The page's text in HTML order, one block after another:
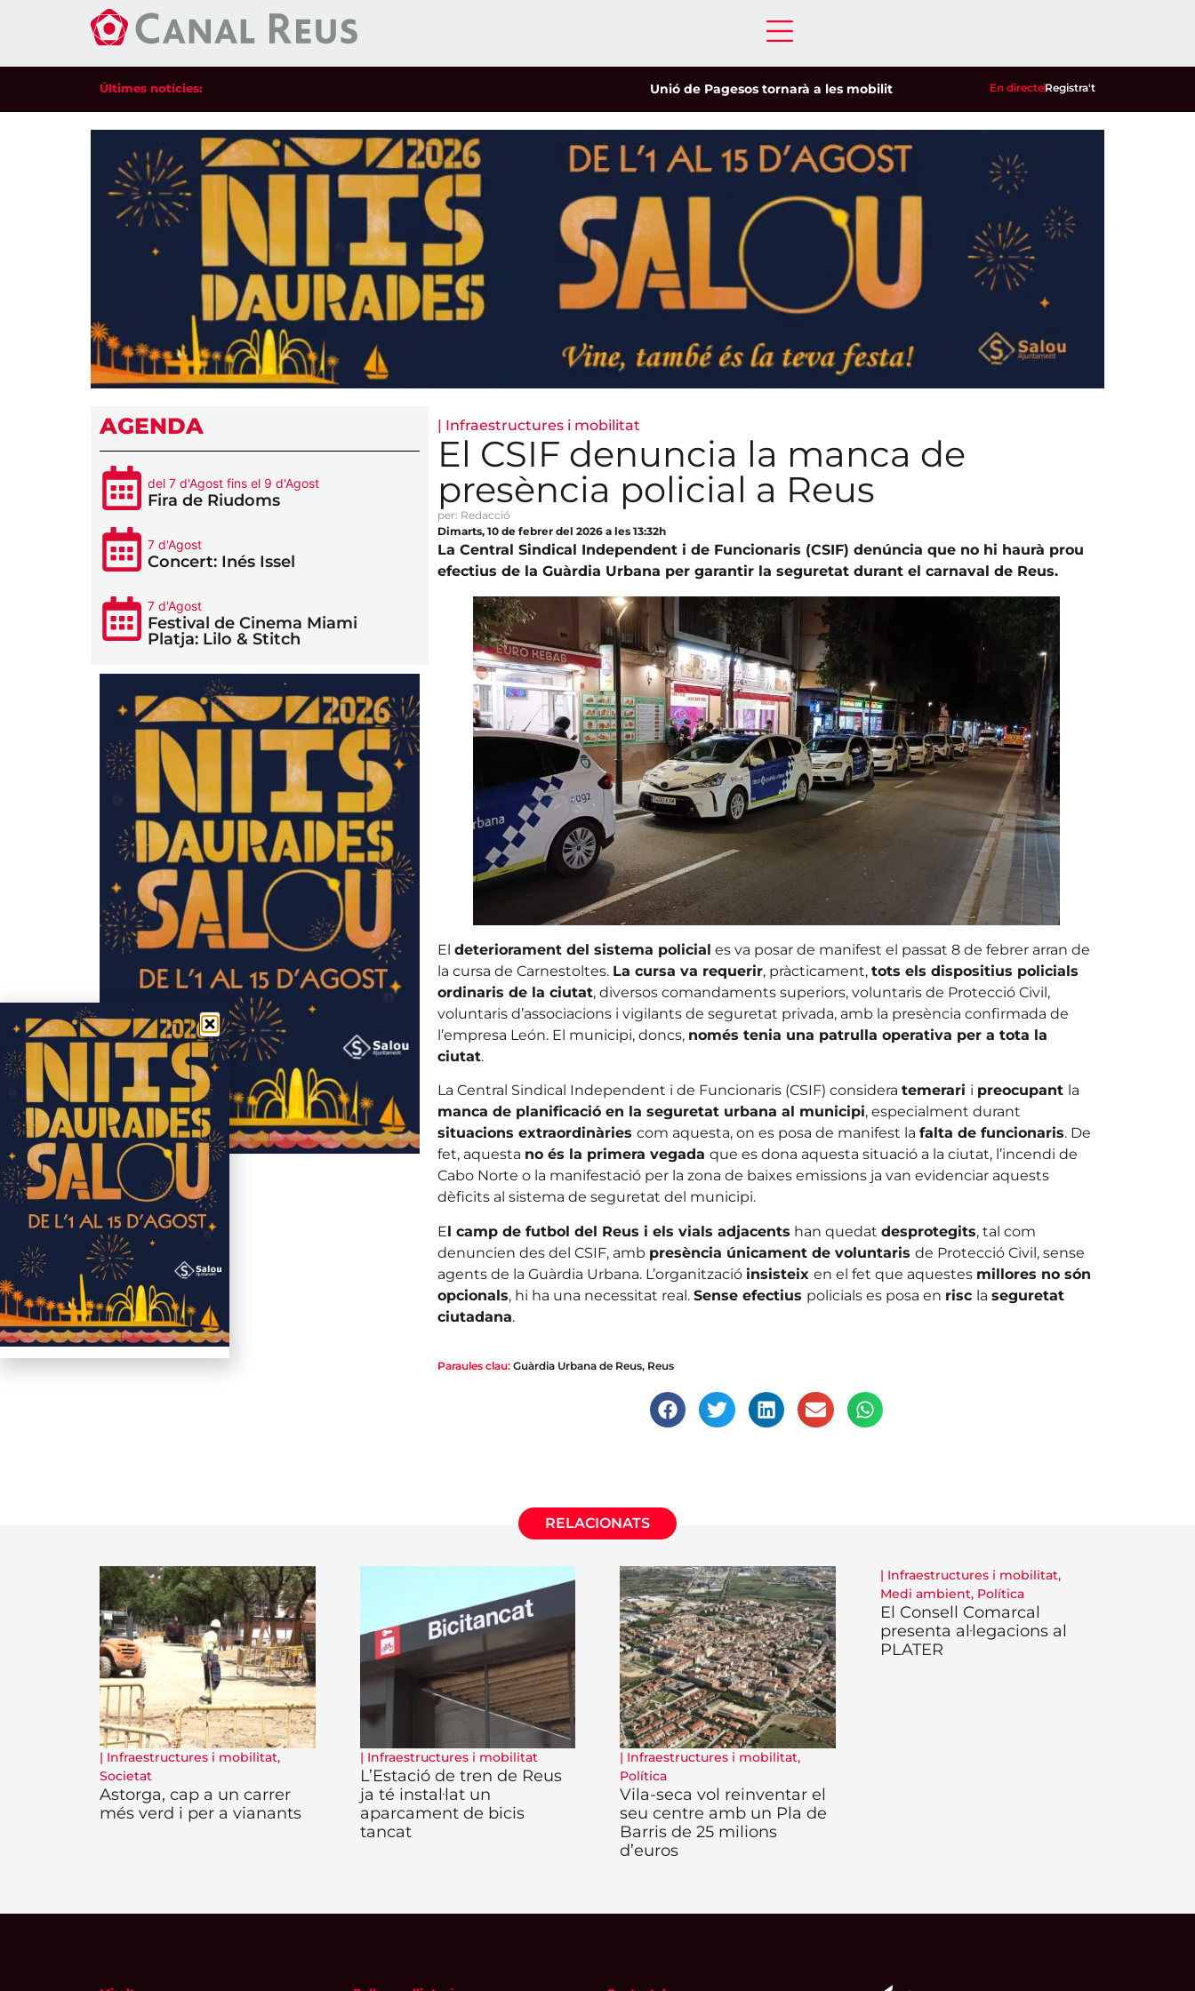
Últimes notícies: Unió de Pagesos tornarà a les mobilitzacions per defensar els cultius de la garrofa i
En directeRegistra't
AGENDA
del 7 d'Agost fins el 9 d'Agost
Fira de Riudoms
7 d'Agost
Concert: Inés Issel
7 d'Agost
Festival de Cinema Miami
Platja: Lilo & Stitch
| Infraestructures i mobilitat
El CSIF denuncia la manca de
presència policial a Reus
per: Redacció
Dimarts, 10 de febrer del 2026 a les 13:32h
La Central Sindical Independent i de Funcionaris (CSIF) denúncia que no hi haurà prou
efectius de la Guàrdia Urbana per garantir la seguretat durant el carnaval de Reus.
El deteriorament del sistema policial es va posar de manifest el passat 8 de febrer arran de
la cursa de Carnestoltes. La cursa va requerir, pràcticament, tots els dispositius policials
ordinaris de la ciutat, diversos comandaments superiors, voluntaris de Protecció Civil,
voluntaris d’associacions i vigilants de seguretat privada, amb la presència confirmada de
l’empresa León. El municipi, doncs, només tenia una patrulla operativa per a tota la
ciutat.
La Central Sindical Independent i de Funcionaris (CSIF) considera temerari i preocupant la
manca de planificació en la seguretat urbana al municipi, especialment durant
situacions extraordinàries com aquesta, on es posa de manifest la falta de funcionaris. De
fet, aquesta no és la primera vegada que es dona aquesta situació a la ciutat, l’incendi de
Cabo Norte o la manifestació per la zona de baixes emissions ja van evidenciar aquests
dèficits al sistema de seguretat del municipi.
El camp de futbol del Reus i els vials adjacents han quedat desprotegits, tal com
denuncien des del CSIF, amb presència únicament de voluntaris de Protecció Civil, sense
agents de la Guàrdia Urbana. L’organització insisteix en el fet que aquestes millores no són
opcionals, hi ha una necessitat real. Sense efectius policials es posa en risc la seguretat
ciutadana.
Paraules clau: Guàrdia Urbana de Reus, Reus
RELACIONATS
| Infraestructures i mobilitat,
Societat
Astorga, cap a un carrer
més verd i per a vianants
| Infraestructures i mobilitat
L’Estació de tren de Reus
ja té instal·lat un
aparcament de bicis
tancat
| Infraestructures i mobilitat,
Política
Vila-seca vol reinventar el
seu centre amb un Pla de
Barris de 25 milions
d’euros
| Infraestructures i mobilitat,
Medi ambient, Política
El Consell Comarcal
presenta al·legacions al
PLATER